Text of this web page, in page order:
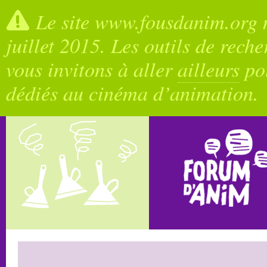
Le site
juillet 2015. Les outils de
vous invitons à allerailleurs
dédiés au cinéma d’animation.